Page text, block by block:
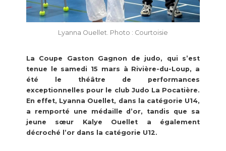
Lyanna Ouellet. Photo : Courtoisie
La Coupe Gaston Gagnon de judo, qui s’est
tenue le samedi 15 mars à Rivière-du-Loup, a
été le théâtre de performances
exceptionnelles pour le club Judo La Pocatière.
En effet, Lyanna Ouellet, dans la catégorie U14,
a remporté une médaille d’or, tandis que sa
jeune sœur Kalye Ouellet a également
décroché l’or dans la catégorie U12.